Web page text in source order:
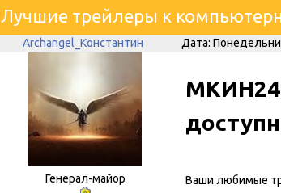
Лучшие трейлеры к
Archangel_Константин Дата:
Генерал-майор Ваши любимые